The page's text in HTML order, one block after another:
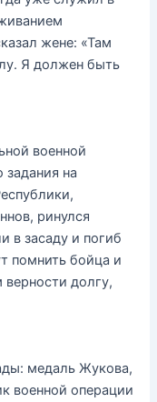
жене: «Там
Я должен быть
военной
на
ринулся
в засаду и погиб
помнить бойца и
долгу,
медаль Жукова,
военной операции